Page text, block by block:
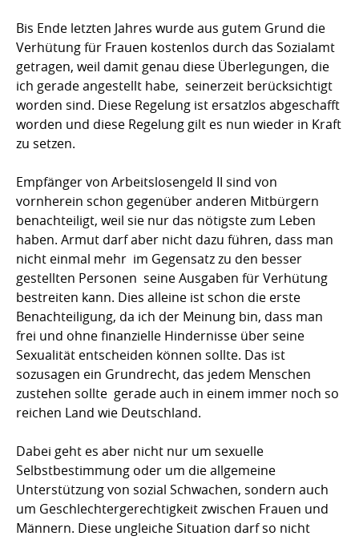
Bis Ende letzten Jahres wurde aus gutem Grund die
Verhütung für Frauen kostenlos durch das Sozialamt
getragen, weil damit genau diese Überlegungen, die
ich gerade angestellt habe, seinerzeit berücksichtigt
worden sind. Diese Regelung ist ersatzlos abgeschafft
worden und diese Regelung gilt es nun wieder in Kraft
zu setzen.
Empfänger von Arbeitslosengeld II sind von
vornherein schon gegenüber anderen Mitbürgern
benachteiligt, weil sie nur das nötigste zum Leben
haben. Armut darf aber nicht dazu führen, dass man
nicht einmal mehr  im Gegensatz zu den besser
gestellten Personen  seine Ausgaben für Verhütung
bestreiten kann. Dies alleine ist schon die erste
Benachteiligung, da ich der Meinung bin, dass man
frei und ohne finanzielle Hindernisse über seine
Sexualität entscheiden können sollte. Das ist
sozusagen ein Grundrecht, das jedem Menschen
zustehen sollte  gerade auch in einem immer noch so
reichen Land wie Deutschland.
Dabei geht es aber nicht nur um sexuelle
Selbstbestimmung oder um die allgemeine
Unterstützung von sozial Schwachen, sondern auch
um Geschlechtergerechtigkeit zwischen Frauen und
Männern. Diese ungleiche Situation darf so nicht